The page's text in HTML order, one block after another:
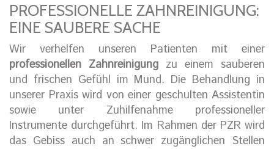
PROFESSIONELLE ZAHNREINIGUNG:
EINE SAUBERE SACHE
Wir verhelfen unseren Patienten mit einer
professionellen Zahnreinigung zu einem sauberen
und frischen Gefühl im Mund. Die Behandlung in
unserer Praxis wird von einer geschulten Assistentin
sowie unter Zuhilfenahme professioneller
Instrumente durchgeführt. Im Rahmen der PZR wird
das Gebiss auch an schwer zugänglichen Stellen